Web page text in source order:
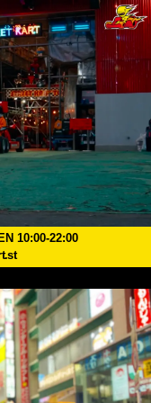
10:00-22:00
Pris
FAQ